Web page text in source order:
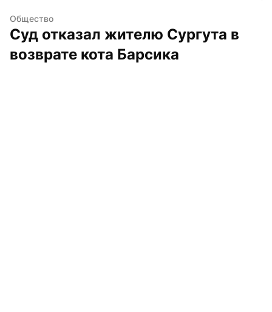
Общество
Суд отказал жителю Сургута в
возврате кота Барсика